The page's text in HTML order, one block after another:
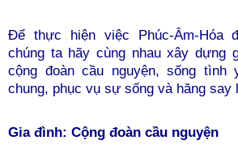
Để thực hiện việc Phúc-Âm-Hóa
chúng ta hãy cùng nhau xây dựng
cộng đoàn cầu nguyện, sống tình
chung, phục vụ sự sống và hăng say
Gia đình: Cộng đoàn cầu nguyện